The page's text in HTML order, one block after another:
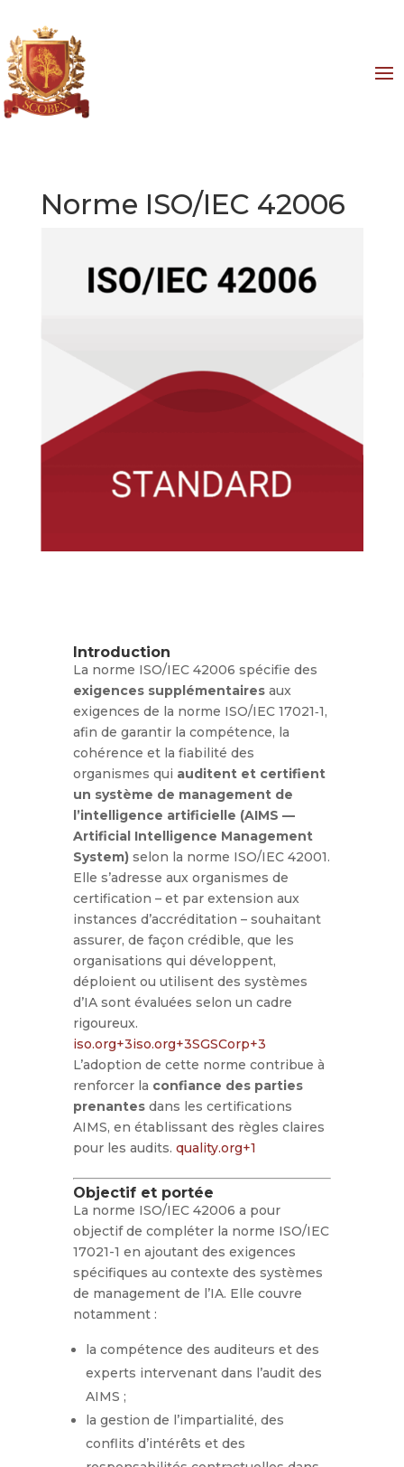
Norme ISO/IEC 42006
Introduction
La norme ISO/IEC 42006 spécifie des
exigences supplémentairesaux
exigences de la norme ISO/IEC 17021‑1,
afin de garantir la compétence, la
cohérence et la fiabilité des
organismes qui auditent et certifient
un système de management de
l’intelligence artificielle (AIMS —
Artificial Intelligence Management
System)selon la norme ISO/IEC 42001.
Elle s’adresse aux organismes de
certification – et par extension aux
instances d’accréditation – souhaitant
assurer, de façon crédible, que les
organisations qui développent,
déploient ou utilisent des systèmes
d’IA sont évaluées selon un cadre
rigoureux.
iso.org+3iso.org+3SGSCorp+3
L’adoption de cette norme contribue à
renforcer la confiance des parties
prenantesdans les certifications
AIMS, en établissant des règles claires
pour les audits. quality.org+1
Objectif et portée
La norme ISO/IEC 42006 a pour
objectif de compléter la norme ISO/IEC
17021-1 en ajoutant des exigences
spécifiques au contexte des systèmes
de management de l’IA. Elle couvre
notamment :
la compétence des auditeurs et des
experts intervenant dans l’audit des
AIMS ;
la gestion de l’impartialité, des
conflits d’intérêts et des